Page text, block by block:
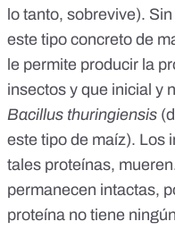
lo tanto, sobrevive).
este tipo concreto de
le permite producir la
insectos y que inicial y
Bacillus thuringiensis
este tipo de maíz). Los
tales proteínas,
permanecen intactas,
proteína no tiene